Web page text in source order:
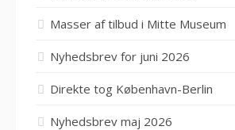
Masser af tilbud i Mitte Museum
Nyhedsbrev for juni 2026
Direkte tog København-Berlin
Nyhedsbrev maj 2026